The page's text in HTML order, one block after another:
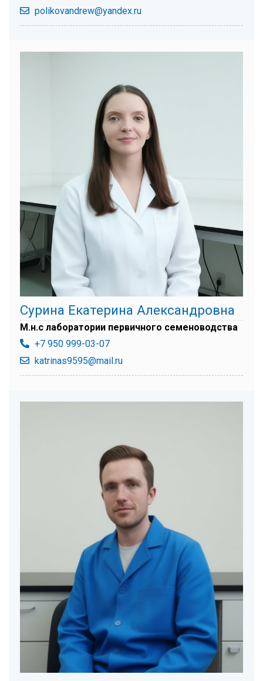
polikovandrew@yandex.ru
Сурина Екатерина Александровна
М.н.с лаборатории первичного семеноводства
+7 950 999-03-07
katrinas9595@mail.ru